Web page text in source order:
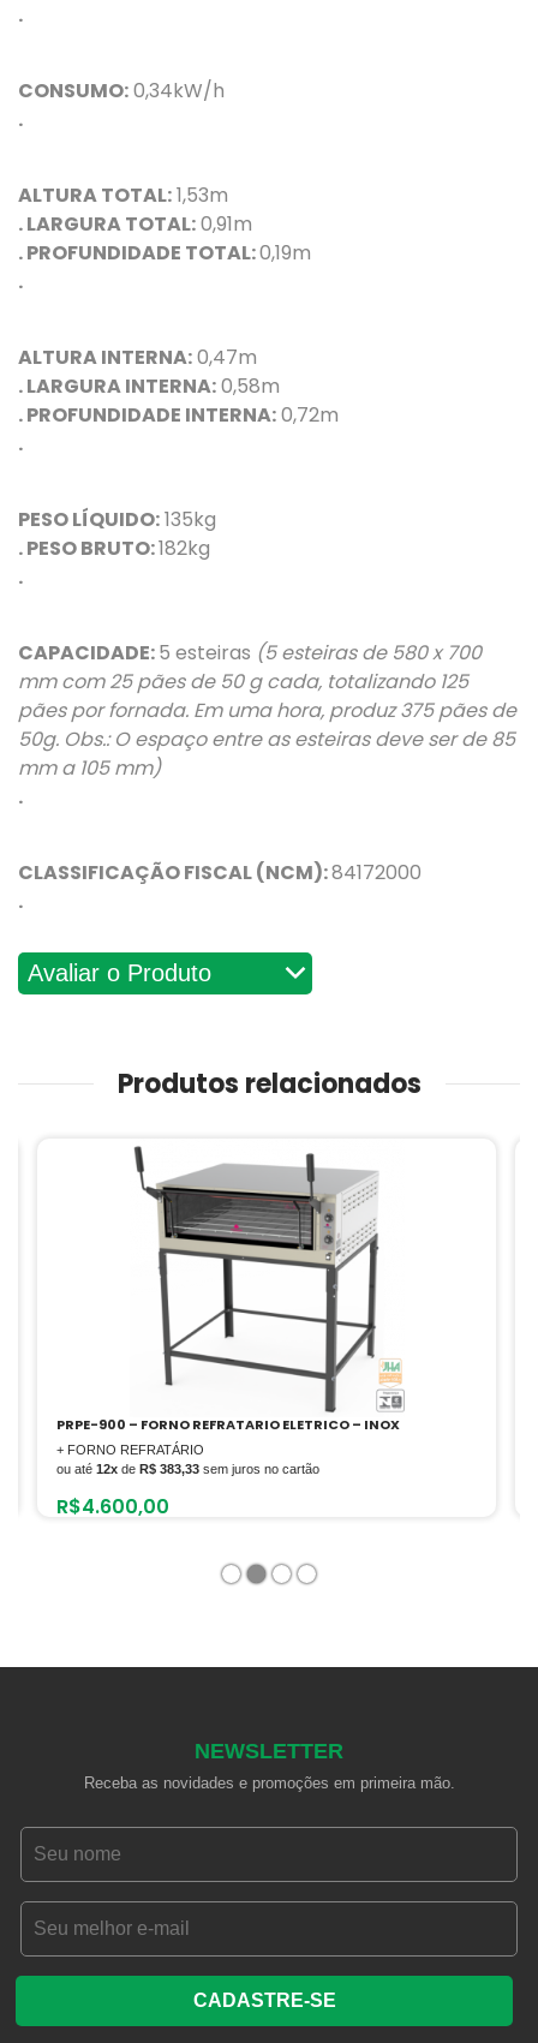
.
CONSUMO:0,34kW/h
.
ALTURA TOTAL:1,53m
. LARGURA TOTAL:0,91m
. PROFUNDIDADE TOTAL:0,19m
.
ALTURA INTERNA:0,47m
. LARGURA INTERNA:0,58m
. PROFUNDIDADE INTERNA:0,72m
.
PESO LÍQUIDO:135kg
. PESO BRUTO:182kg
.
CAPACIDADE:5 esteiras (5 esteiras de 580 x 700
mm com 25 pães de 50 g cada, totalizando 125
pães por fornada. Em uma hora, produz 375 pães de
50g. Obs.: O espaço entre as esteiras deve ser de 85
mm a 105 mm)
.
CLASSIFICAÇÃO FISCAL (NCM):84172000
.
Avaliações
Produtos relacionados
PRPE-900 – FORNO REFRATARIO ELETRICO – INOX
+ FORNO REFRATÁRIO
ou até 12x de R$ 383,33 sem juros no cartão
R$4.600,00
1 2 3 4
NEWSLETTER
Receba as novidades e promoções em primeira mão.
CADASTRE-SE